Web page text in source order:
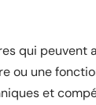
qui peuvent
ou une
et